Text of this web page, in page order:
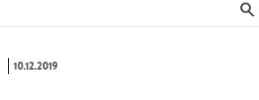
10.12.2019